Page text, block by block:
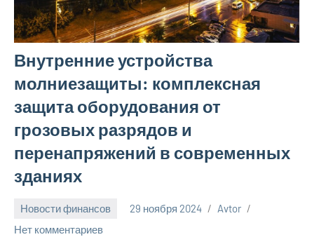
Внутренние устройства
молниезащиты: комплексная
защита оборудования от
грозовых разрядов и
перенапряжений в современных
зданиях
Новости финансов 29 ноября 2024
Avtor
Нет комментариев